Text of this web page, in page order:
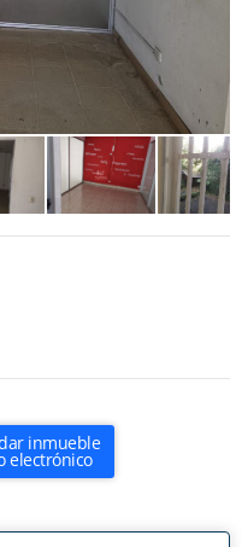
inmueble
electrónico